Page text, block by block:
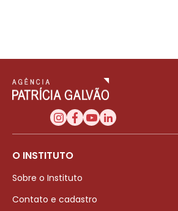
O INSTITUTO
Sobre o Instituto
Contato e cadastro